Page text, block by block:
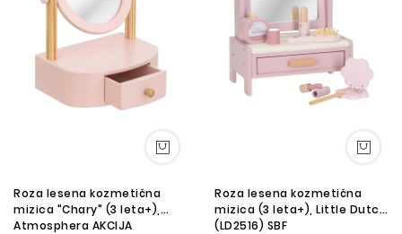
Roza lesena kozmetična
mizica "Chary" (3 leta+),
Atmosphera AKCIJA
Roza lesena kozmetična
mizica (3 leta+), Little Dutch
(LD2516) SBF